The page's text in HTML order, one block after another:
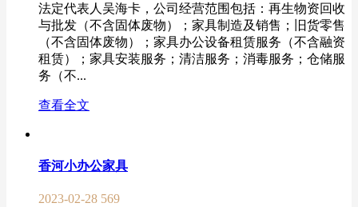
法定代表人吴海卡，公司经营范围包括：再生物资回收
与批发（不含固体废物）；家具制造及销售；旧货零售
（不含固体废物）；家具办公设备租赁服务（不含融资
租赁）；家具安装服务；清洁服务；消毒服务；仓储服
务（不...
查看全文
香河小办公家具
2023-02-28 569